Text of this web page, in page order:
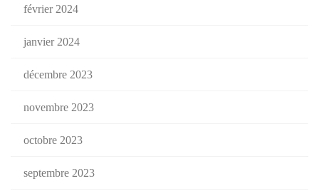
février 2024
janvier 2024
décembre 2023
novembre 2023
octobre 2023
septembre 2023